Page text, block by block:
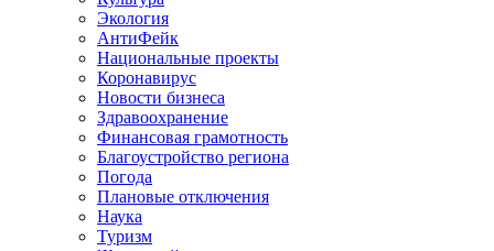
Экология
АнтиФейк
Национальные проекты
Коронавирус
Новости бизнеса
Здравоохранение
Финансовая грамотность
Благоустройство региона
Погода
Плановые отключения
Наука
Туризм